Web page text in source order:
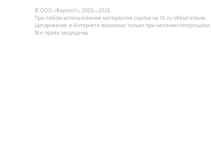
© ООО «Фарпост», 2003—2026
При любом использовании материалов ссылка на VL.ru обязательна.
Цитирование в Интернете возможно только при наличии гиперссылки.
Все права защищены.